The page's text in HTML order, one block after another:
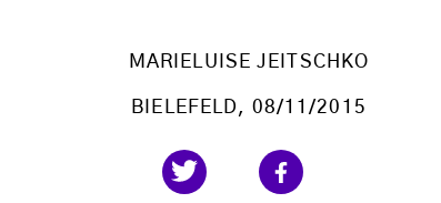
MARIELUISE JEITSCHKO
BIELEFELD , 08/11/2015